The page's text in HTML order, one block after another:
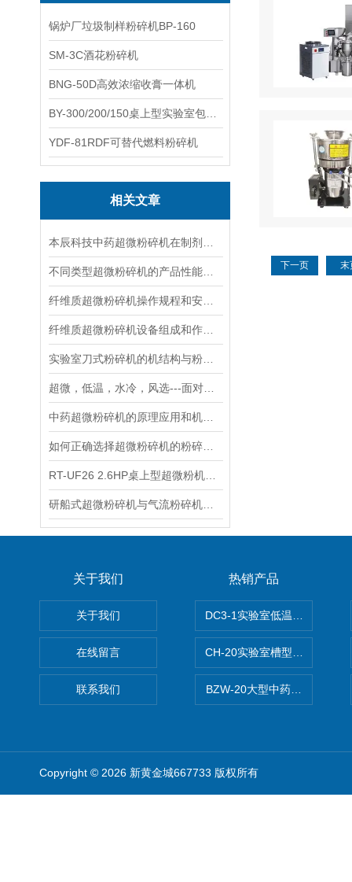
锅炉厂垃圾制样粉碎机BP-160
SM-3C酒花粉碎机
BNG-50D高效浓缩收膏一体机
YDF-81RDF可替代燃料粉碎机
相关文章
下一页 末
关于我们
关于我们
在线留言
联系我们
热销产品
DC3-1实验室低温冷冻粉碎机
CH-20实验室槽型混合机
BZW-20大型中药全自动制丸
Copyright © 2026 新黄金城667733 版权所有